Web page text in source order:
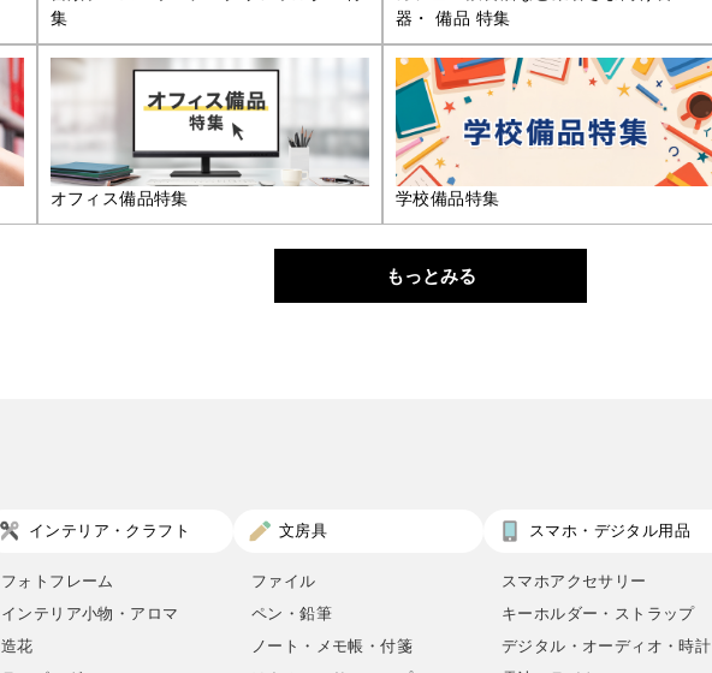
集
器・ 備品 特集
オフィス備品特集 学校備品特集
もっとみる
インテリア・クラフト
フォトフレーム
インテリア小物・アロマ
造花
文房具
ファイル
ペン・鉛筆
ノート・メモ帳・付箋
スマホ・デジタル用品
スマホアクセサリー
キーホルダー・ストラップ
デジタル・オーディオ・時計